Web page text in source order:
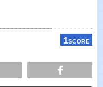
1SCORE